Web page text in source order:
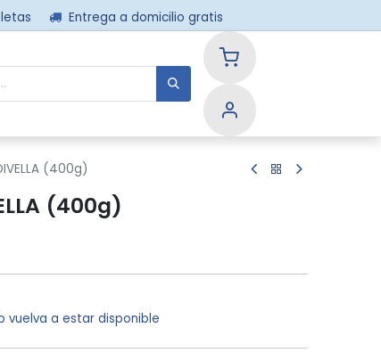
Entrega a domicilio gratis
(400g)
(400g)
vuelva a estar disponible